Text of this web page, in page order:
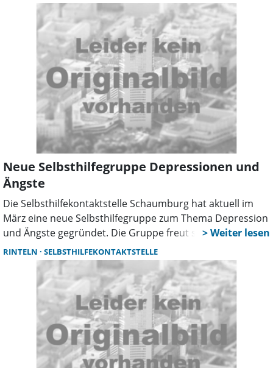
Neue Selbsthilfegruppe Depressionen und
Ängste
Die Selbsthilfekontaktstelle Schaumburg hat aktuell im
März eine neue Selbsthilfegruppe zum Thema Depression
und Ängste gegründet. Die Gruppe freut sich über
weitere Interessierte und lädt zum nächsten Treffen am
09.04.2024 nach Stadthagen ein.
RINTELN SELBSTHILFEKONTAKTSTELLE